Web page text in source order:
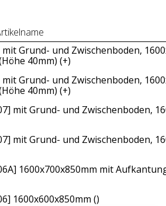
mit Grund- und Zwischenboden,
40mm) (+)
mit Grund- und Zwischenboden,
40mm) (+)
mit Grund- und Zwischenboden,
mit Grund- und Zwischenboden,
1600x700x850mm mit
1600x600x850mm ()